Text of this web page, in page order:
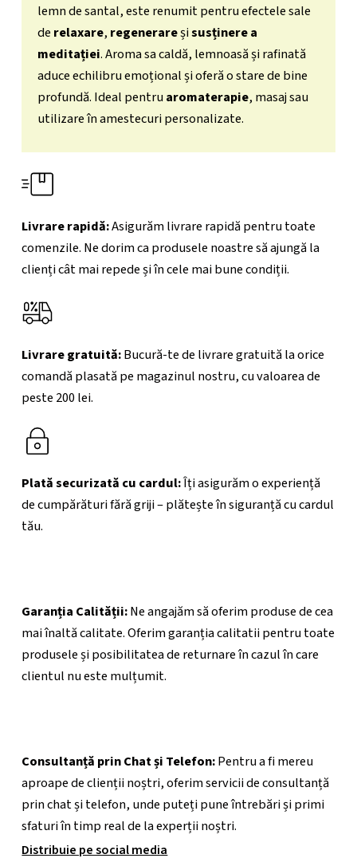
lemn de santal, este renumit pentru efectele sale
de relaxare, regenerareșisusținere a
meditației. Aroma sa caldă, lemnoasă și rafinată
aduce echilibru emoțional și oferă o stare de bine
profundă. Ideal pentruaromaterapie, masaj sau
utilizare în amestecuri personalizate.
Livrare rapidă:Asigurăm livrare rapidă pentru toate
comenzile. Ne dorim ca produsele noastre să ajungă la
clienți cât mai repede și în cele mai bune condiții.
Livrare gratuită:Bucură-te de livrare gratuită la orice
comandă plasată pe magazinul nostru, cu valoarea de
peste 200 lei.
Plată securizată cu cardul:Îți asigurăm o experiență
de cumpărături fără griji – plătește în siguranță cu cardul
tău.
Garanția Calității:Ne angajăm să oferim produse de cea
mai înaltă calitate. Oferim garanția calitatii pentru toate
produsele și posibilitatea de returnare în cazul în care
clientul nu este mulțumit.
Consultanță prin Chat și Telefon:Pentru a fi mereu
aproape de clienții noștri, oferim servicii de consultanță
prin chat și telefon, unde puteți pune întrebări și primi
sfaturi în timp real de la experții noștri.
Distribuie pe social media